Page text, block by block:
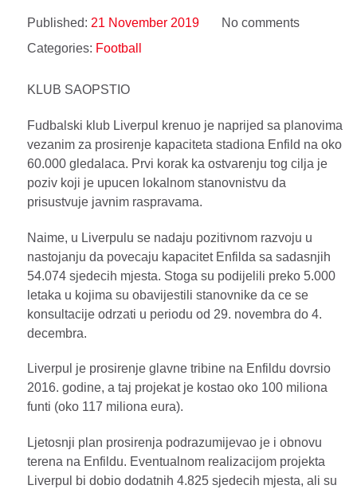
Published: 21 November 2019
No comments
Categories: Football
KLUB SAOPSTIO
Fudbalski klub Liverpul krenuo je naprijed sa planovima
vezanim za prosirenje kapaciteta stadiona Enfild na oko
60.000 gledalaca. Prvi korak ka ostvarenju tog cilja je
poziv koji je upucen lokalnom stanovnistvu da
prisustvuje javnim raspravama.
Naime, u Liverpulu se nadaju pozitivnom razvoju u
nastojanju da povecaju kapacitet Enfilda sa sadasnjih
54.074 sjedecih mjesta. Stoga su podijelili preko 5.000
letaka u kojima su obavijestili stanovnike da ce se
konsultacije odrzati u periodu od 29. novembra do 4.
decembra.
Liverpul je prosirenje glavne tribine na Enfildu dovrsio
2016. godine, a taj projekat je kostao oko 100 miliona
funti (oko 117 miliona eura).
Ljetosnji plan prosirenja podrazumijevao je i obnovu
terena na Enfildu. Eventualnom realizacijom projekta
Liverpul bi dobio dodatnih 4.825 sjedecih mjesta, ali su